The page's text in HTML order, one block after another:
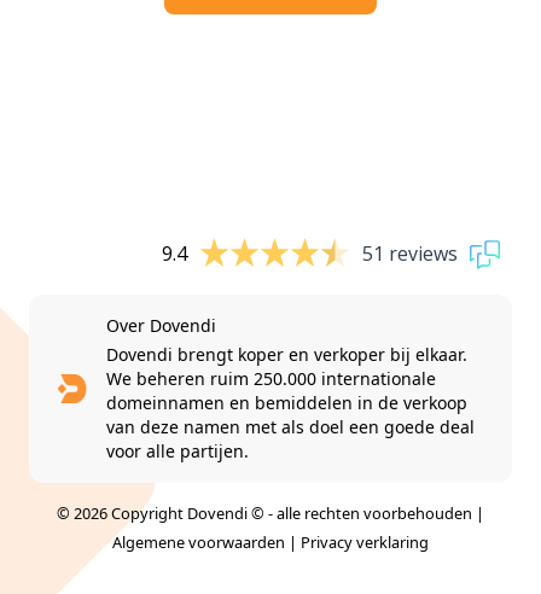
9.4 51 reviews
Over Dovendi
Dovendi brengt koper en verkoper bij elkaar.
We beheren ruim 250.000 internationale
domeinnamen en bemiddelen in de verkoop
van deze namen met als doel een goede deal
voor alle partijen.
© 2026 Copyright Dovendi © - alle rechten voorbehouden |
Algemene voorwaarden | Privacy verklaring